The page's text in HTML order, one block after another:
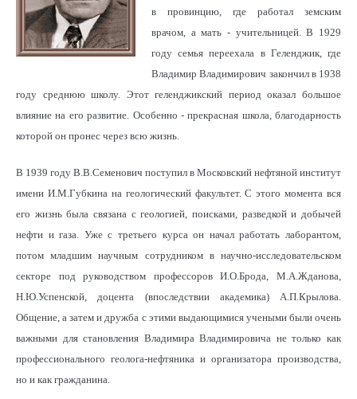
в провинцию, где работал земским
врачом, а мать - учительницей. В 1929
году семья переехала в Геленджик, где
Владимир Владимирович закончил в 1938
году среднюю школу. Этот геленджикский период оказал большое
влияние на его развитие. Особенно - прекрасная школа, благодарность
которой он пронес через всю жизнь.
В 1939 году В.В.Семенович поступил в Московский нефтяной институт
имени И.М.Губкина на геологический факультет. С этого момента вся
его жизнь была связана с геологией, поисками, разведкой и добычей
нефти и газа. Уже с третьего курса он начал работать лаборантом,
потом младшим научным сотрудником в научно-исследовательском
секторе под руководством профессоров И.О.Брода, М.А.Жданова,
Н.Ю.Успенской, доцента (впоследствии академика) А.П.Крылова.
Общение, а затем и дружба с этими выдающимися учеными были очень
важными для становления Владимира Владимировича не только как
профессионального геолога-нефтяника и организатора производства,
но и как гражданина.